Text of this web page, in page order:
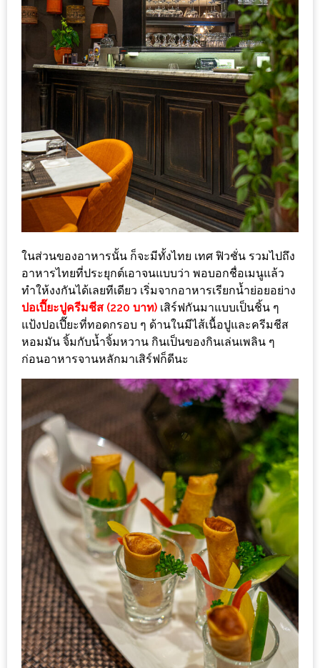
200
บาท
ชี้
เบาะแส
อร่อย
ตาม
รอย
น้า
อ้วน
หิว
ติดต่อ
น้า
อ้วน
ติดต่อ
อ้วน
ชวน
คุย
นโยบาย
ความ
เป็น
ส่วน
ตัว
นโยบาย
ในส่วนของอาหารนั้น ก็จะมีทั้งไทย เทศ ฟิวชั่น รวมไปถึง
อาหารไทยที่ประยุกต์เอาจนแบบว่า พอบอกชื่อเมนูแล้ว
ทำให้งงกันได้เลยทีเดียว เริ่มจากอาหารเรียกน้ำย่อยอย่าง
ปอเปี๊ยะปูครีมชีส (220 บาท) เสิร์ฟกันมาแบบเป็นชิ้น ๆ
แป้งปอเปี๊ยะที่ทอดกรอบ ๆ ด้านในมีไส้เนื้อปูและครีมชีส
หอมมัน จิ้มกับน้ำจิ้มหวาน กินเป็นของกินเล่นเพลิน ๆ
ก่อนอาหารจานหลักมาเสิร์ฟก็ดีนะ